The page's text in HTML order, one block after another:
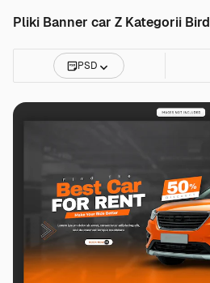
Pliki Banner car Z Kategorii Bird
PSD